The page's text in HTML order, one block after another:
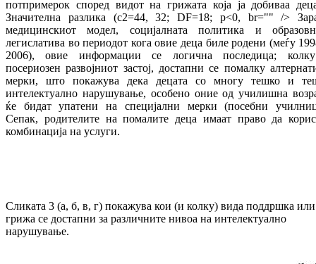
потпримерок според видот на грижата која ја добиваа
Значителна разлика (c2=44, 32; DF=18; p<0, br="" />
медицинскиот модел, социјалната политика и
легислатива во периодот кога овие деца биле родени (меѓу
2006), овие информации се логична последица;
посериозен развојниот застој, достапни се помалку
мерки, што покажува дека децата со многу тешко и
интелектуално нарушување, особено оние од училишна
ќе бидат упатени на специјални мерки (посебни
Сепак, родителите на помалите деца имаат право да
комбинација на услуги.
Сликата 3 (а, б, в, г) покажува кои (и колку) вида поддршка или
грижа се достапни за различните нивоа на интелектуално
нарушување.